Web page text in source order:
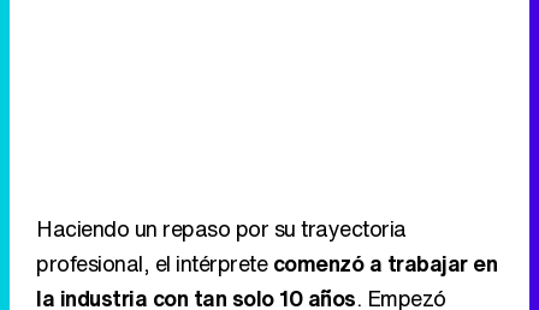
Haciendo un repaso por su trayectoria
profesional, el intérpretecomenzó a trabajar en
la industria con tan solo 10 años. Empezó